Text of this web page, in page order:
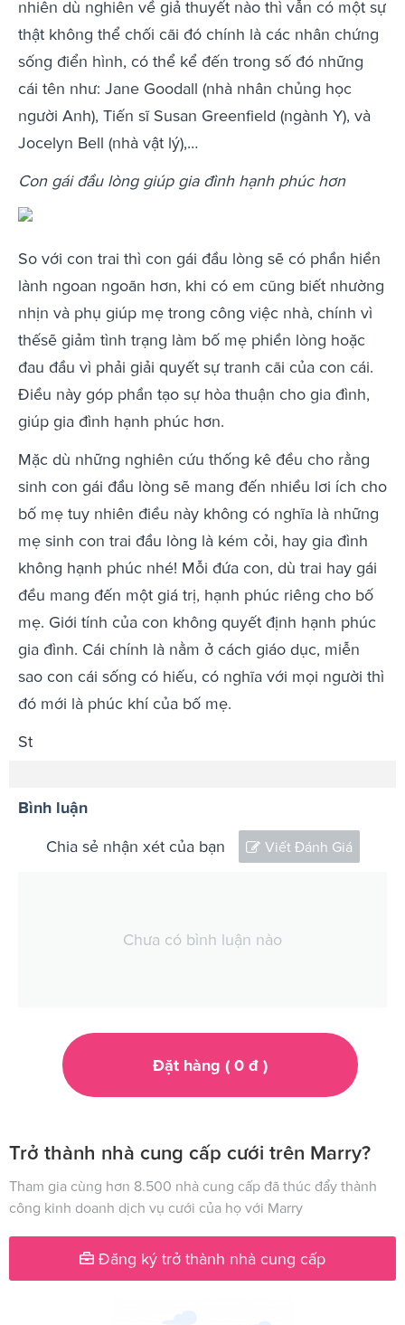
nhiên dù nghiên về giả thuyết nào thì vẫn có một sự
thật không thể chối cãi đó chính là các nhân chứng
sống điển hình, có thể kể đến trong số đó những
cái tên như: Jane Goodall (nhà nhân chủng học
người Anh), Tiến sĩ Susan Greenfield (ngành Y), và
Jocelyn Bell (nhà vật lý),…
Con gái đầu lòng giúp gia đình hạnh phúc hơn
So với con trai thì con gái đầu lòng sẽ có phần hiền
lành ngoan ngoãn hơn, khi có em cũng biết nhường
nhịn và phụ giúp mẹ trong công việc nhà, chính vì
thếsẽ giảm tình trạng làm bố mẹ phiền lòng hoặc
đau đầu vì phải giải quyết sự tranh cãi của con cái.
Điều này góp phần tạo sự hòa thuận cho gia đình,
giúp gia đình hạnh phúc hơn.
Mặc dù những nghiên cứu thống kê đều cho rằng
sinh con gái đầu lòng sẽ mang đến nhiều lơi ích cho
bố mẹ tuy nhiên điều này không có nghĩa là những
mẹ sinh con trai đầu lòng là kém cỏi, hay gia đình
không hạnh phúc nhé! Mỗi đứa con, dù trai hay gái
đều mang đến một giá trị, hạnh phúc riêng cho bố
mẹ. Giới tính của con không quyết định hạnh phúc
gia đình. Cái chính là nằm ở cách giáo dục, miễn
sao con cái sống có hiếu, có nghĩa với mọi người thì
đó mới là phúc khí của bố mẹ.
St
Bình luận
Chia sẻ nhận xét của bạn Viết Đánh Giá
Chưa có bình luận nào
Đặt hàng ( 0đ )
Trở thành nhà cung cấp cưới trên Marry?
Tham gia cùng hơn 8.500 nhà cung cấp đã thúc đẩy thành
công kinh doanh dịch vụ cưới của họ với Marry
Đăng ký trở thành nhà cung cấp